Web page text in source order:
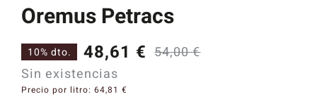
Oremus Petracs
54,00€
48,61 €
10% dto.
Sin existencias
Precio por litro: 64,81 €